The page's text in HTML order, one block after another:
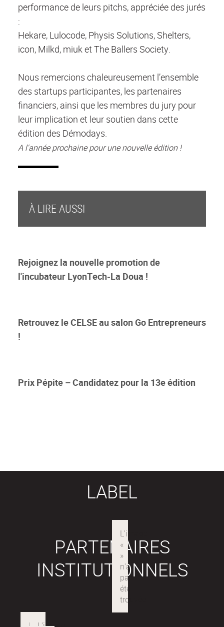
performance de leurs pitchs, appréciée des jurés
:
Hekare, Lulocode, Physis Solutions, Shelters,
icon, Milkd, miuk et The Ballers Society.
Nous remercions chaleureusement l’ensemble
des startups participantes, les partenaires
financiers, ainsi que les membres du jury pour
leur implication et leur soutien dans cette
édition des Démodays.
A l'année prochaine pour une nouvelle édition !
À LIRE AUSSI
Rejoignez la nouvelle promotion de
l'incubateur LyonTech-La Doua !
Retrouvez le CELSE au salon Go Entrepreneurs
!
Prix Pépite – Candidatez pour la 13e édition
LABEL
PARTENAIRES
INSTITUTIONNELS